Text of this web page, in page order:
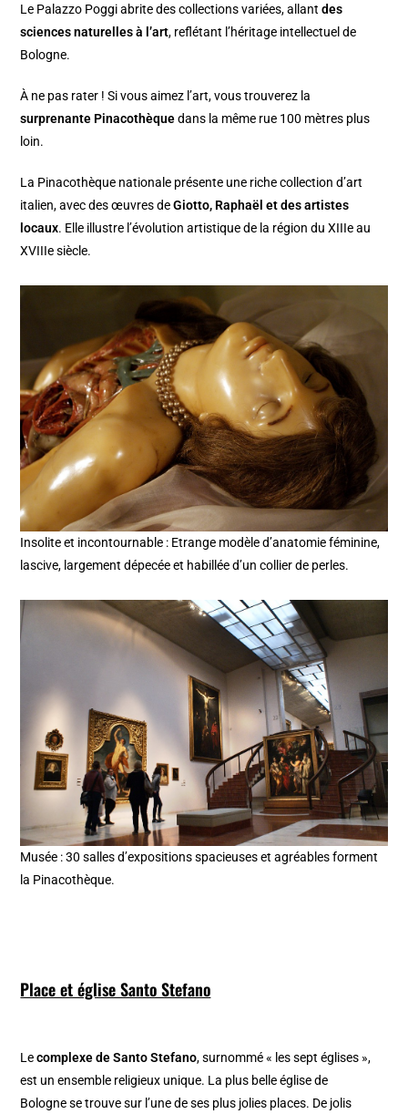
Le Palazzo Poggi abrite des collections variées, allantdes
sciences naturelles à l’art, reflétant l’héritage intellectuel de
Bologne.
À ne pas rater ! Si vous aimez l’art, vous trouverez la
surprenante Pinacothèquedans la même rue 100 mètres plus
loin.
La Pinacothèque nationale présente une riche collection d’art
italien, avec des œuvres deGiotto, Raphaël et des artistes
locaux. Elle illustre l’évolution artistique de la région du XIIIe au
XVIIIe siècle.
Insolite et incontournable : Etrange modèle d’anatomie féminine,
lascive, largement dépecée et habillée d’un collier de perles.
Musée : 30 salles d’expositions spacieuses et agréables forment
la Pinacothèque.
Place et église Santo Stefano
Lecomplexe de Santo Stefano, surnommé « les sept églises »,
est un ensemble religieux unique. La plus belle église de
Bologne se trouve sur l’une de ses plus jolies places. De jolis